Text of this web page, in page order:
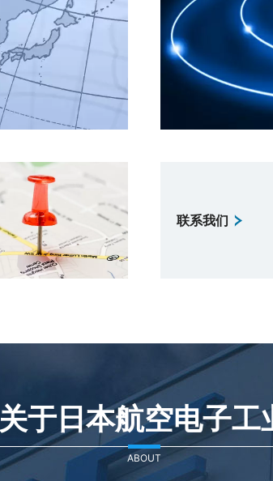
联系我们
关于日本航空电子工
ABOUT